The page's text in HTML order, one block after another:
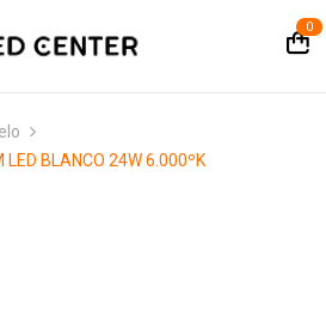
0
LED BLANCO 24W 6.000ºK